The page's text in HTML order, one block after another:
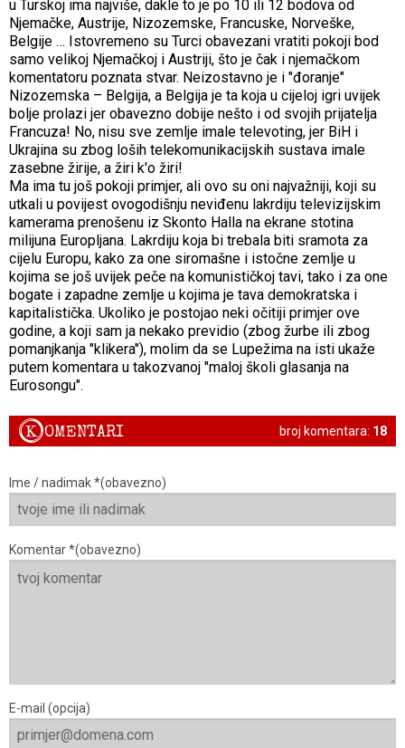
u Turskoj ima najviše, dakle to je po 10 ili 12 bodova od
Njemačke, Austrije, Nizozemske, Francuske, Norveške,
Belgije … Istovremeno su Turci obavezani vratiti pokoji bod
samo velikoj Njemačkoj i Austriji, što je čak i njemačkom
komentatoru poznata stvar. Neizostavno je i "đoranje"
Nizozemska – Belgija, a Belgija je ta koja u cijeloj igri uvijek
bolje prolazi jer obavezno dobije nešto i od svojih prijatelja
Francuza! No, nisu sve zemlje imale televoting, jer BiH i
Ukrajina su zbog loših telekomunikacijskih sustava imale
zasebne žirije, a žiri k'o žiri!
Ma ima tu još pokoji primjer, ali ovo su oni najvažniji, koji su
utkali u povijest ovogodišnju neviđenu lakrdiju televizijskim
kamerama prenošenu iz Skonto Halla na ekrane stotina
milijuna Europljana. Lakrdiju koja bi trebala biti sramota za
cijelu Europu, kako za one siromašne i istočne zemlje u
kojima se još uvijek peče na komunističkoj tavi, tako i za one
bogate i zapadne zemlje u kojima je tava demokratska i
kapitalistička. Ukoliko je postojao neki očitiji primjer ove
godine, a koji sam ja nekako previdio (zbog žurbe ili zbog
pomanjkanja "klikera"), molim da se Lupežima na isti ukaže
putem komentara u takozvanoj "maloj školi glasanja na
Eurosongu".
broj komentara: 18
KOMENTARI
Ime / nadimak *(obavezno)
Komentar *(obavezno)
E-mail (opcija)